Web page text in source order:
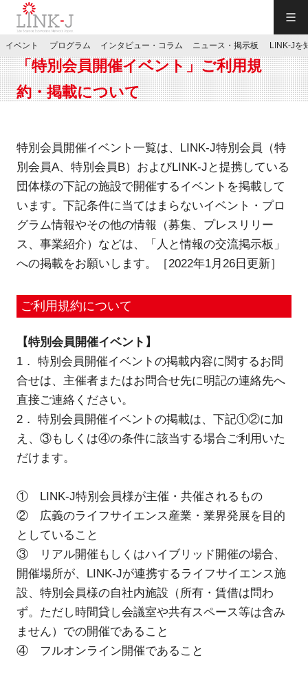
JP／EN
特別会員専用メニュー
施設ご予約
お問い合わせ
イベント
プログラム
インタビュー・コラム
LINK-Jを知る
特別会員
施設・アクセス
FAQ
イベント プログラム インタビュー・コラム ニュース・掲示板 LINK-Jを
「特別会員開催イベント」ご利用規
約・掲載について
特別会員開催イベント一覧は、LINK-J特別会員（特
別会員A、特別会員B）およびLINK-Jと提携している
団体様の下記の施設で開催するイベントを掲載して
います。下記条件に当てはまらないイベント・プロ
グラム情報やその他の情報（募集、プレスリリー
ス、事業紹介）などは、「人と情報の交流掲示板」
への掲載をお願いします。［2022年1月26日更新］
ご利用規約について
【特別会員開催イベント】
1． 特別会員開催イベントの掲載内容に関するお問
合せは、主催者またはお問合せ先に明記の連絡先へ
直接ご連絡ください。
2． 特別会員開催イベントの掲載は、下記①②に加
え、③もしくは④の条件に該当する場合ご利用いた
だけます。
① LINK-J特別会員様が主催・共催されるもの
② 広義のライフサイエンス産業・業界発展を目的
としていること
③ リアル開催もしくはハイブリッド開催の場合、
開催場所が、LINK-Jが連携するライフサイエンス施
設、特別会員様の自社内施設（所有・賃借は問わ
ず。ただし時間貸し会議室や共有スペース等は含み
ません）での開催であること
④ フルオンライン開催であること